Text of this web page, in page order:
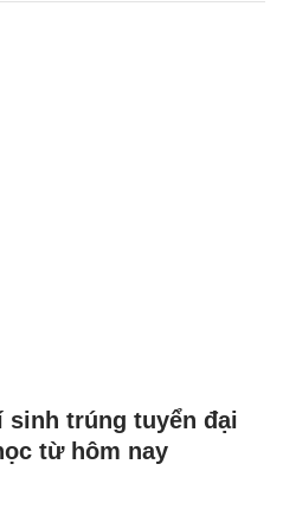
sinh trúng tuyển đại
từ hôm nay